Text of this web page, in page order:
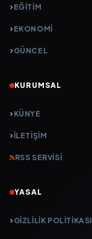
EĞİTİM
EKONOMİ
GÜNCEL
KURUMSAL
KÜNYE
İLETIŞIM
RSS SERVISI
YASAL
GIZLILIK POLITIKASI